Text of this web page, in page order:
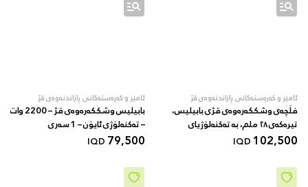
ئامێر و کەرەستەکانی ڕازاندنەوەی قژ
فڵچەی وشککەرەوەی قژی بابیلیس،
تیرەکەی ٢٨ ملم، بە تەکنەلۆژیای
ئایۆنی
102,500
IQD
ئامێر و کەرەستەکانی ڕازاندنەوەی قژ
بابیلیس وشککەرەوەی قژ – 2200 وات
– تەکنەلۆژی ئایۆن – 1 سەری
کۆنسەنتریتەر – شینی کاڵ
79,500
IQD